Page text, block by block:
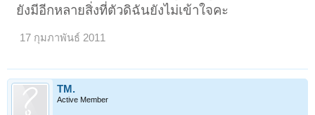
ยังมีอีกหลายสิ่งที่ตัวดิฉันยังไม่เข้าใจคะ
17 กุมภาพันธ์ 2011
TM.
Active Member